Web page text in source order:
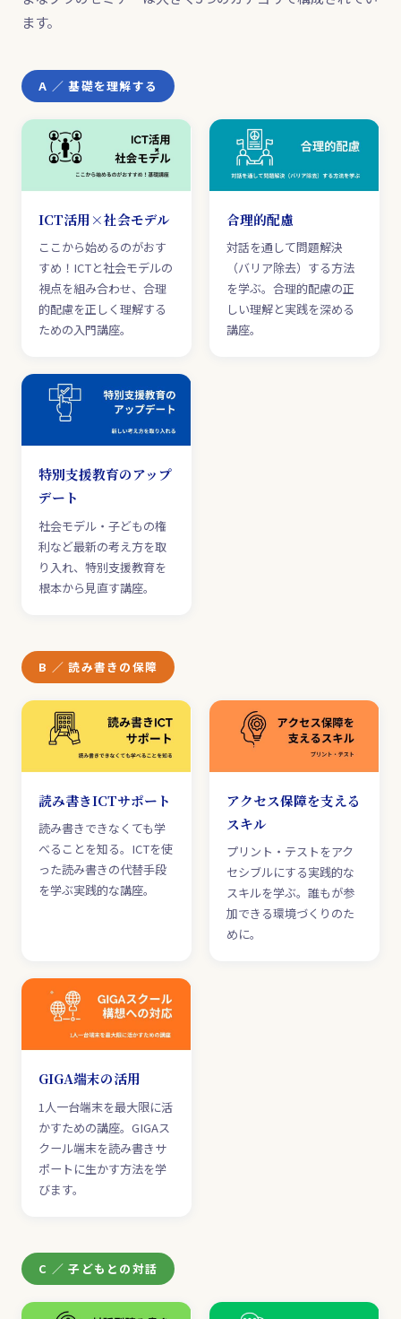
ます。
A ／ 基礎を理解する
ICT活用×社会モデル
ここから始めるのがおす
すめ！ICTと社会モデルの
視点を組み合わせ、合理
的配慮を正しく理解する
ための入門講座。
合理的配慮
対話を通して問題解決
（バリア除去）する方法
を学ぶ。合理的配慮の正
しい理解と実践を深める
講座。
特別支援教育のアップ
デート
社会モデル・子どもの権
利など最新の考え方を取
り入れ、特別支援教育を
根本から見直す講座。
B ／ 読み書きの保障
読み書きICTサポート
読み書きできなくても学
べることを知る。ICTを使
った読み書きの代替手段
を学ぶ実践的な講座。
アクセス保障を支える
スキル
プリント・テストをアク
セシブルにする実践的な
スキルを学ぶ。誰もが参
加できる環境づくりのた
めに。
GIGA端末の活用
1人一台端末を最大限に活
かすための講座。GIGAス
クール端末を読み書きサ
ポートに生かす方法を学
びます。
C ／ 子どもとの対話